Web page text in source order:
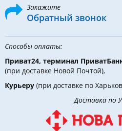
Закажите
Обратный звонок
Способы оплаты:
Приват24, терминал
(при доставке Новой Почтой),
Курьеру (при доставке по
Доставка по